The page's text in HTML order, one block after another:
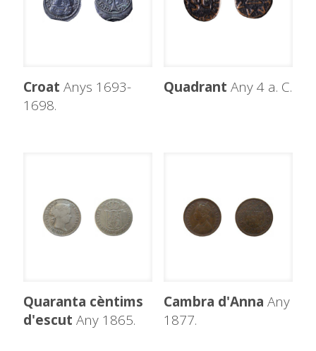
Croat Anys 1693-
1698.
Quadrant Any 4 a. C.
Quaranta cèntims
d'escut Any 1865.
Cambra d'Anna Any
1877.